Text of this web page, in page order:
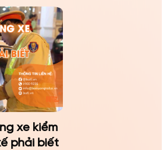
xe kiểm
phải biết